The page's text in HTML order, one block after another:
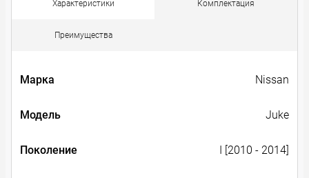
Характеристики Комплектация
Преимущества
Марка Nissan
Модель Juke
Поколение I [2010 - 2014]